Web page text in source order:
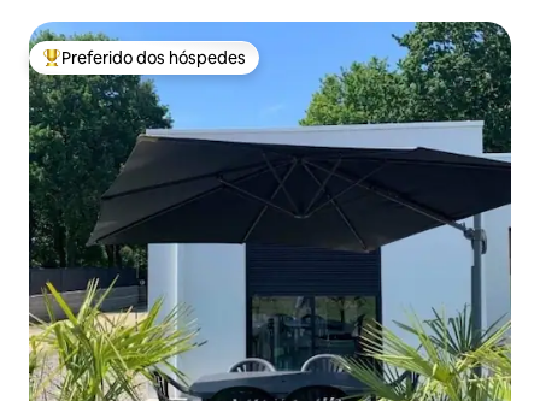
Entre os melhores preferidos dos hóspedes
Preferido dos hóspedes